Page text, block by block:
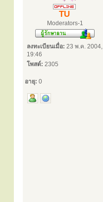
TU
Moderators-1
ลงทะเบียนเมื่อ: 23 พ.ค. 2004,
19:46
โพสต์: 2305
อายุ: 0